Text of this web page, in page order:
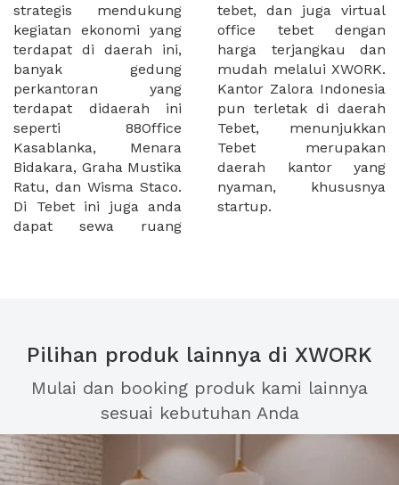
strategis mendukung
kegiatan ekonomi yang
terdapat di daerah ini,
banyak gedung
perkantoran yang
terdapat didaerah ini
seperti 88Office
Kasablanka, Menara
Bidakara, Graha Mustika
Ratu, dan Wisma Staco.
Di Tebet ini juga anda
dapat sewa ruang
tebet, dan juga virtual
office tebet dengan
harga terjangkau dan
mudah melalui XWORK.
Kantor Zalora Indonesia
pun terletak di daerah
Tebet, menunjukkan
Tebet merupakan
daerah kantor yang
nyaman, khususnya
startup.
Pilihan produk lainnya di XWORK
Mulai dan booking produk kami lainnya
sesuai kebutuhan Anda